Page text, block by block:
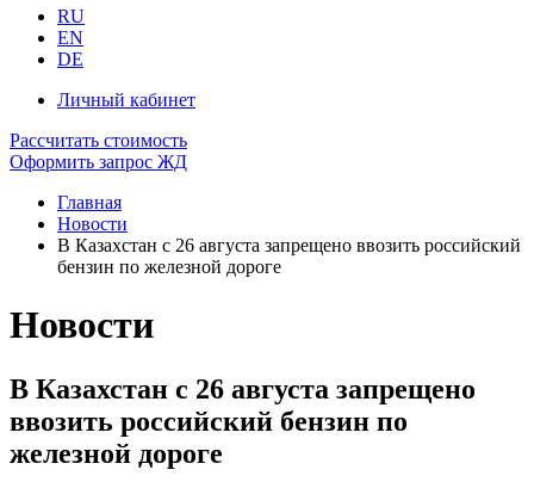
RU
EN
DE
Личный кабинет
Рассчитать стоимость
Оформить запрос ЖД
Главная
Новости
В Казахстан с 26 августа запрещено ввозить российский
бензин по железной дороге
Новости
В Казахстан с 26 августа запрещено
ввозить российский бензин по
железной дороге